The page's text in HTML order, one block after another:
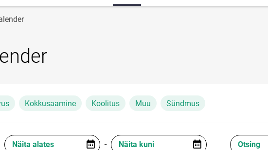
Kokkusaamine Koolitus Muu Sündmus
Näita alates - Näita kuni Otsing